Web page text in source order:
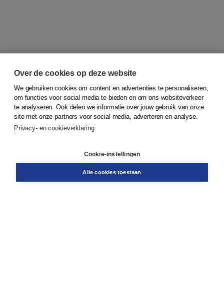
© 2026Koninklijke Boom uitgevers
Klantenservice
Service & informatie
Contact
Over de cookies op deze website
We gebruiken cookies om content en advertenties te personaliseren,
om functies voor social media te bieden en om ons websiteverkeer
te analyseren. Ook delen we informatie over jouw gebruik van onze
site met onze partners voor social media, adverteren en analyse.
Privacy- en cookieverklaring
Cookie-instellingen
Alle cookies toestaan